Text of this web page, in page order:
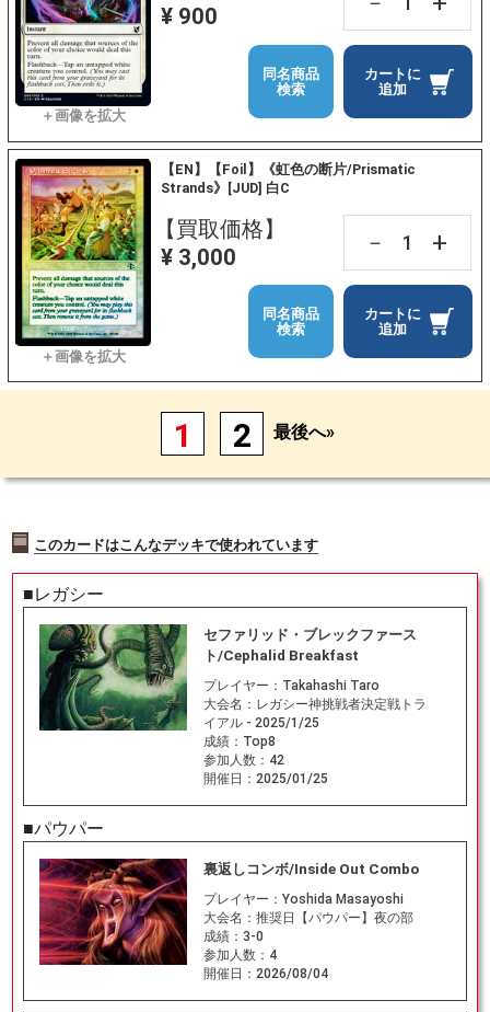
¥ 900
カートに
追加
同名商品
検索
【EN】【Foil】《虹色の断片/Prismatic
Strands》[JUD] 白C
【買取価格】
¥ 3,000
－ +
カートに
追加
同名商品
検索
1 2 最後へ»
このカードはこんなデッキで使われています
■レガシー
セファリッド・ブレックファース
ト/Cephalid Breakfast
プレイヤー： Takahashi Taro
大会名： レガシー神挑戦者決定戦トラ
イアル - 2025/1/25
成績： Top8
参加人数： 42
開催日： 2025/01/25
■パウパー
裏返しコンボ/Inside Out Combo
プレイヤー： Yoshida Masayoshi
大会名： 推奨日【パウパー】夜の部
成績： 3-0
参加人数： 4
開催日： 2026/08/04